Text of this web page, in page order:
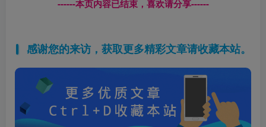
------本页内容已结束，喜欢请分享------
感谢您的来访，获取更多精彩文章请收藏本站。